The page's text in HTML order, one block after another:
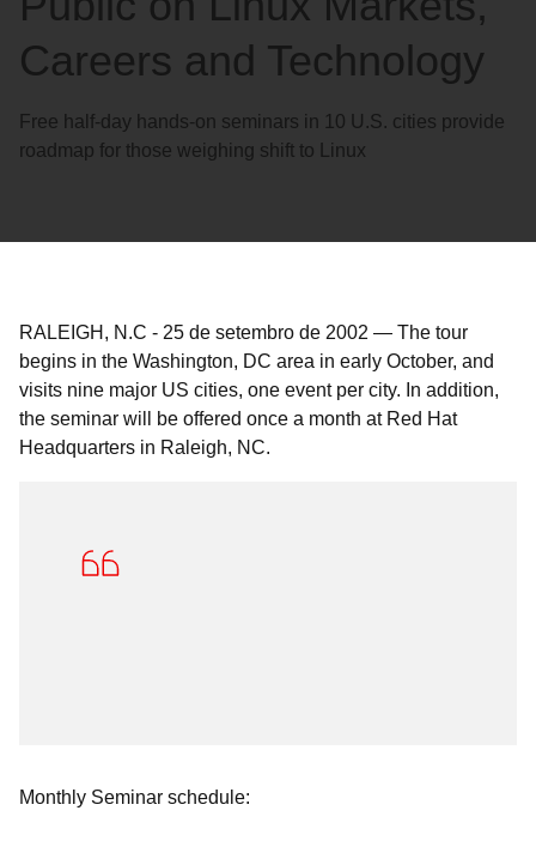
Careers and Technology
Free half-day hands-on seminars in 10 U.S. cities provide
roadmap for those weighing shift to Linux
RALEIGH, N.C - 25 de setembro de 2002 — The tour
begins in the Washington, DC area in early October, and
visits nine major US cities, one event per city. In addition,
the seminar will be offered once a month at Red Hat
Headquarters in Raleigh, NC.
Monthly Seminar schedule: